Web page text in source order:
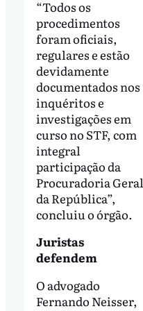
“Todos os
procedimentos
foram oficiais,
regulares e estão
devidamente
documentados nos
inquéritos e
investigações em
curso no STF, com
integral
participação da
Procuradoria Geral
da República”,
concluiu o órgão.
Juristas
defendem
O advogado
Fernando Neisser,